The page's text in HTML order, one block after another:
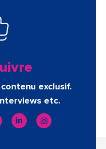
exclusif.
etc.